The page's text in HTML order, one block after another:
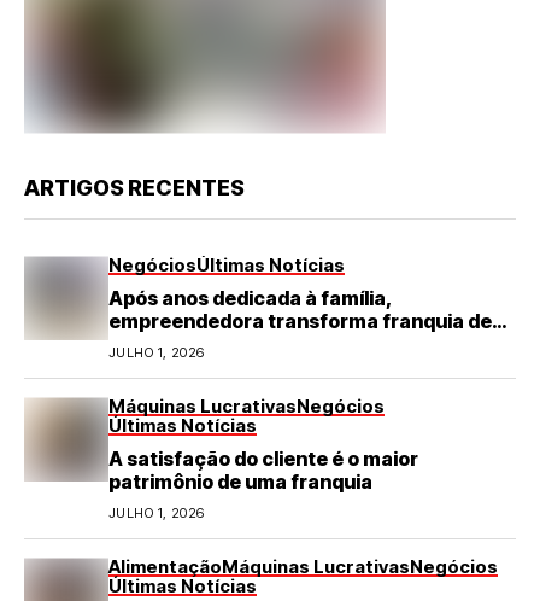
ARTIGOS RECENTES
NegóciosÚltimas Notícias
Após anos dedicada à família,
empreendedora transforma franquia de
turismo em negócio de destaque no RN
JULHO 1, 2026
Máquinas LucrativasNegócios
Últimas Notícias
A satisfação do cliente é o maior
patrimônio de uma franquia
JULHO 1, 2026
AlimentaçãoMáquinas LucrativasNegócios
Últimas Notícias